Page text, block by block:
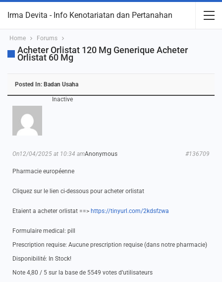
Irma Devita - Info Kenotariatan dan Pertanahan
Home Forums
Acheter Orlistat 120 Mg Generique Acheter
Orlistat 60 Mg
Posted In: Badan Usaha
Inactive
Anonymous
On12/04/2025 at 10:34 am #136709
Pharmacie européenne
Cliquez sur le lien ci-dessous pour acheter orlistat
Etaient a acheter orlistat ==> https://tinyurl.com/2kdsfzwa
Formulaire medical: pill
Prescription requise: Aucune prescription requise (dans notre pharmacie)
Disponibilité: In Stock!
Note 4,80 / 5 sur la base de 5549 votes d’utilisateurs